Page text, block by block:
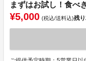
まずはお試し！食べ
¥5,000 (税込/送料込)残り